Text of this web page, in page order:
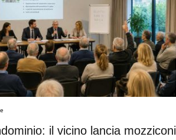
il vicino lancia mozziconi